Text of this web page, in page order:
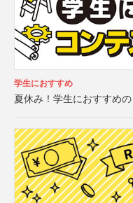
学生におすすめ
夏休み！学生におすすめ